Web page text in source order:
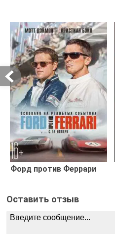
Форд против Феррари
Оставить отзыв